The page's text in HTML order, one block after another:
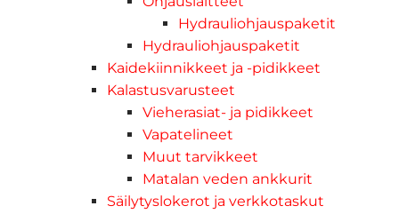
Hydrauliohjauspaketit
Hydrauliohjauspaketit
Kaidekiinnikkeet ja -pidikkeet
Kalastusvarusteet
Vieherasiat- ja pidikkeet
Vapatelineet
Muut tarvikkeet
Matalan veden ankkurit
Säilytyslokerot ja verkkotaskut